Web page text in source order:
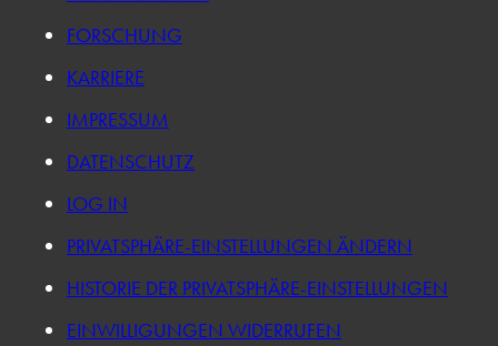
FORSCHUNG
KARRIERE
IMPRESSUM
DATENSCHUTZ
LOG IN
PRIVATSPHÄRE-EINSTELLUNGEN ÄNDERN
HISTORIE DER PRIVATSPHÄRE-EINSTELLUNGEN
EINWILLIGUNGEN WIDERRUFEN